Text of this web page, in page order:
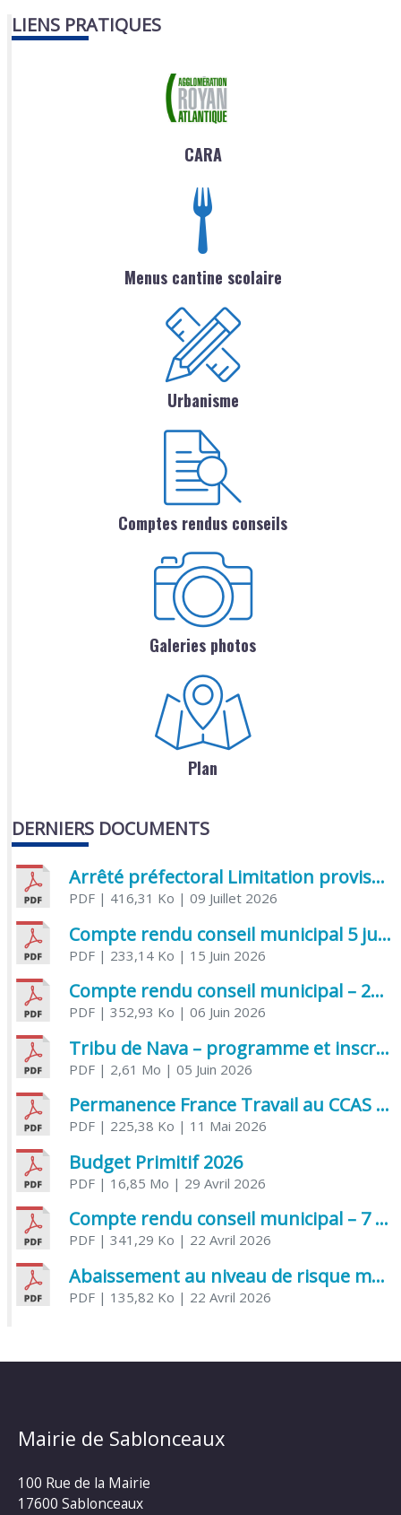
LIENS PRATIQUES
CARA
Menus cantine scolaire
Urbanisme
Comptes rendus conseils
Galeries photos
Plan
DERNIERS DOCUMENTS
Arrêté préfectoral Limitation provisoire des usages de l’eau
PDF| 416,31 Ko | 09 Juillet 2026
Compte rendu conseil municipal 5 juin 2026 sénatoriale
PDF| 233,14 Ko | 15 Juin 2026
Compte rendu conseil municipal – 21 avril 2026
PDF| 352,93 Ko | 06 Juin 2026
Tribu de Nava – programme et inscriptions été 2026
PDF| 2,61 Mo | 05 Juin 2026
Permanence France Travail au CCAS de Saujon Juin 2026
PDF| 225,38 Ko | 11 Mai 2026
Budget Primitif 2026
PDF| 16,85 Mo | 29 Avril 2026
Compte rendu conseil municipal – 7 avril 2026
PDF| 341,29 Ko | 22 Avril 2026
Abaissement au niveau de risque modéré de l’Influenza aviaire
PDF| 135,82 Ko | 22 Avril 2026
Mairie de Sablonceaux
100 Rue de la Mairie
17600 Sablonceaux